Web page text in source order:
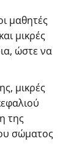
μαθητές
μικρές
ώστε να
μικρές
της
σώματος